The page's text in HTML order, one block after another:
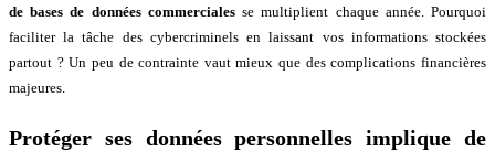
de bases de données commercialesse multiplient chaque année. Pourquoi
faciliter la tâche des cybercriminels en laissant vos informations stockées
partout ? Un peu de contrainte vaut mieux que des complications financières
majeures.
Protéger ses données personnelles implique de